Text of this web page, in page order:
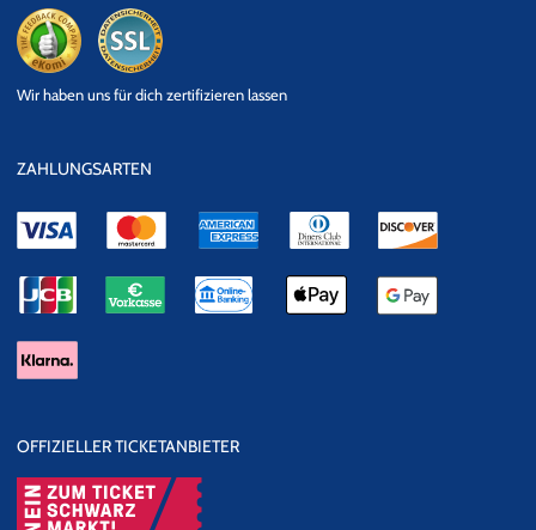
Datensicherheit
Wir haben uns für dich zertifizieren lassen
ZAHLUNGSARTEN
OFFIZIELLER TICKETANBIETER